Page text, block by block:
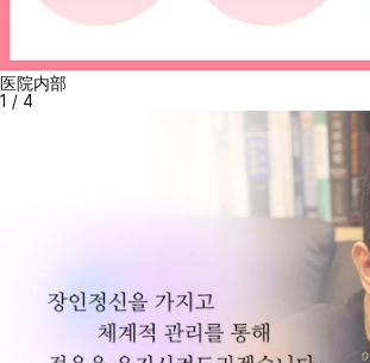
医院内部
1 / 4